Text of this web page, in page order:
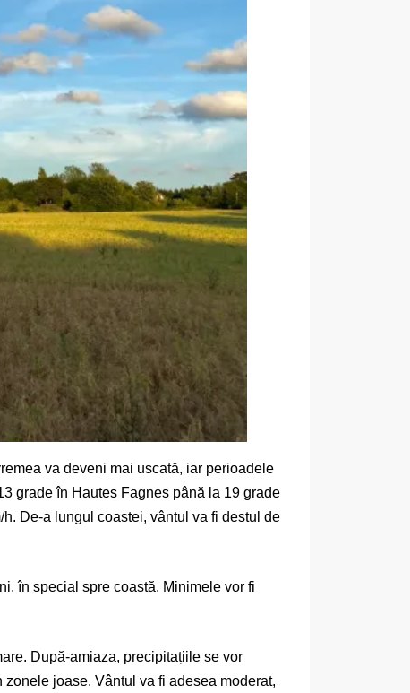
va deveni mai uscată, iar perioadele
grade în Hautes Fagnes până la 19 grade
De-a lungul coastei, vântul va fi destul de
în special spre coastă. Minimele vor fi
După-amiaza, precipitațiile se vor
joase. Vântul va fi adesea moderat,